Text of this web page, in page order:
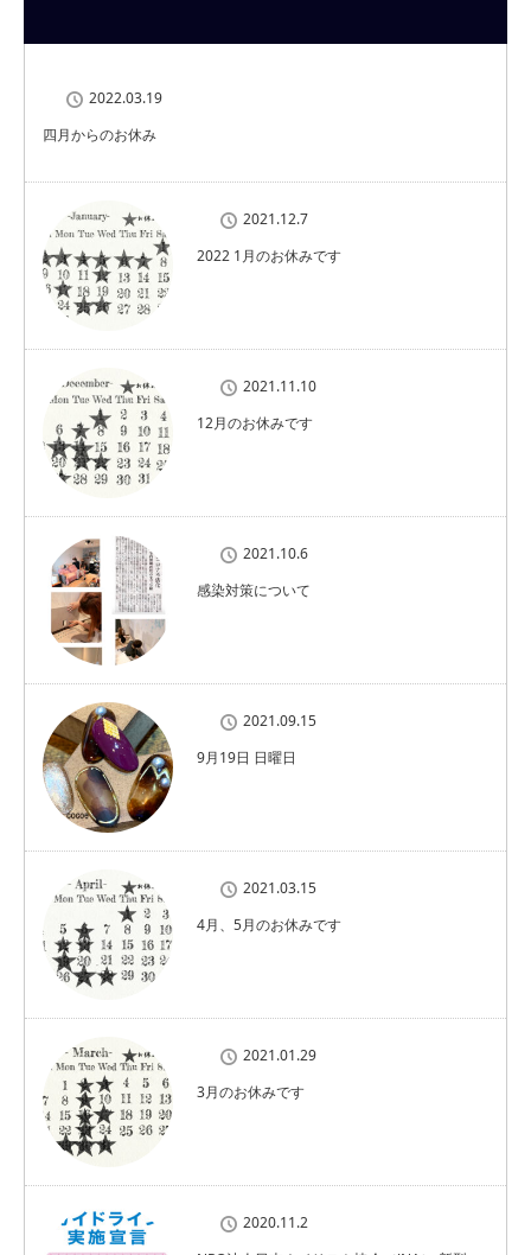
2022.03.19
四月からのお休み
2021.12.7
2022 1月のお休みです
2021.11.10
12月のお休みです
2021.10.6
感染対策について
2021.09.15
9月19日 日曜日
2021.03.15
4月、5月のお休みです
2021.01.29
3月のお休みです
2020.11.2